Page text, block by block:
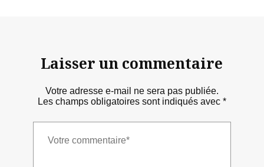
Laisser un commentaire
Votre adresse e-mail ne sera pas publiée.
Les champs obligatoires sont indiqués avec *